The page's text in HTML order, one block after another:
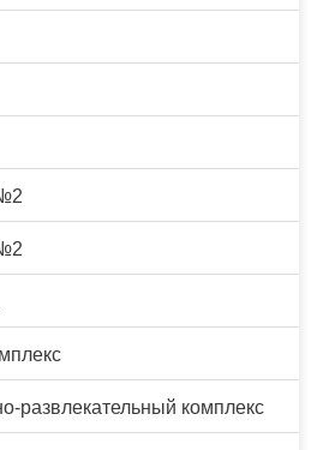
развлекательный комплекс